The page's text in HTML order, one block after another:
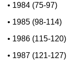
• 1984 (75-97)
• 1985 (98-114)
• 1986 (115-120)
• 1987 (121-127)